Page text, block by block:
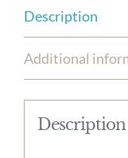
Description
Additional
Description